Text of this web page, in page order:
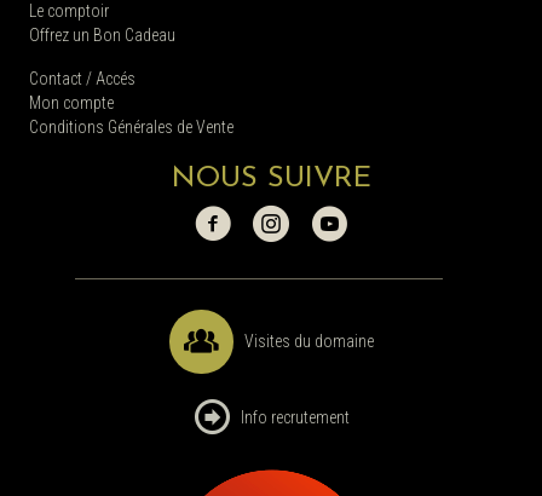
Le comptoir
Offrez un Bon Cadeau
Contact / Accés
Mon compte
Conditions Générales de Vente
NOUS SUIVRE
Visites du domaine
Info recrutement